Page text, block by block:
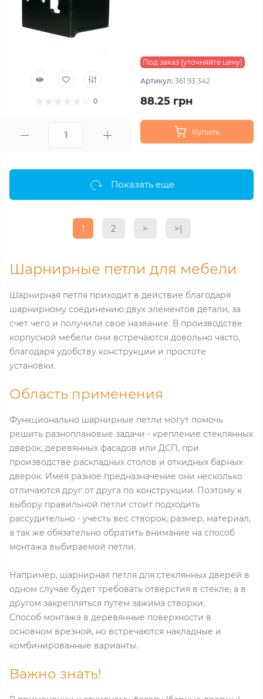
0
Под заказ (уточняйте цену)
Артикул: 361.93.342
88.25 грн
Купить
Показать еще
1 2 > >|
Шарнирные петли для мебели
Шарнирная петля приходит в действие благодаря
шарнирному соединению двух элементов детали, за
счет чего и получили свое название. В производстве
корпусной мебели они встречаются довольно часто,
благодаря удобству конструкции и простоте
установки.
Область применения
Функционально шарнирные петли могут помочь
решить разноплановые задачи - крепление стеклянных
дверок, деревянных фасадов или ДСП, при
производстве раскладных столов и откидных барных
дверок. Имея разное предназначение они несколько
отличаются друг от друга по конструкции. Поэтому к
выбору правильной петли стоит подходить
рассудительно - учесть вес створок, размер, материал,
а так же обязательно обратить внимание на способ
монтажа выбираемой петли.
Например, шарнирная петля для стеклянных дверей в
одном случае будет требовать отверстия в стекле, а в
другом закрепляться путем зажима створки.
Способ монтажа в деревянные поверхности в
основном врезной, но встречаются накладные и
комбинированные варианты.
Важно знать!